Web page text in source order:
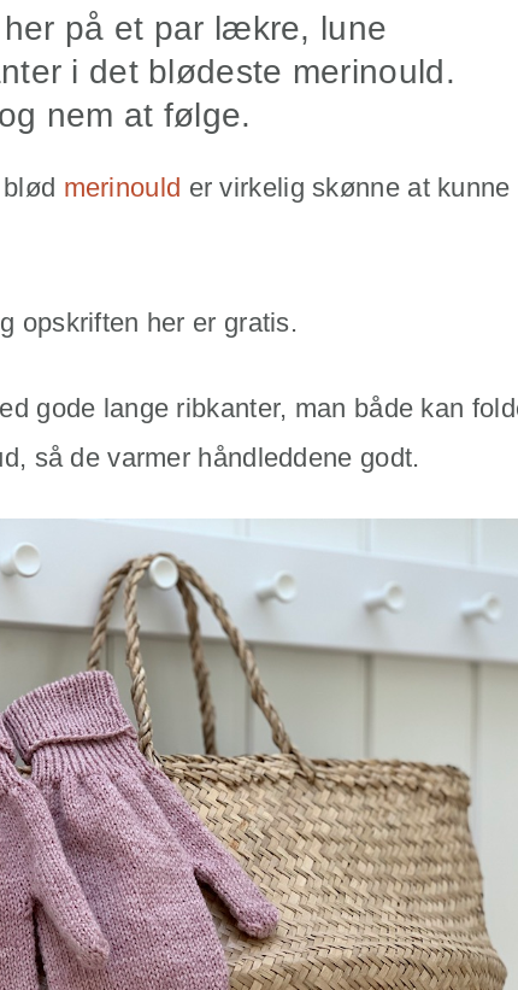
på et par lækre, lune
i det blødeste merinould.
nem at følge.
merinould er virkelig skønne at kunne
opskriften her er gratis.
gode lange ribkanter, man både kan
så de varmer håndleddene godt.